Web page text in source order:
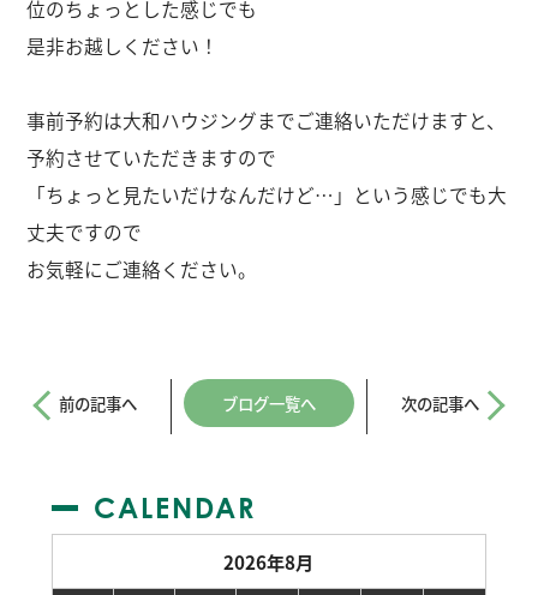
位のちょっとした感じでも
是非お越しください！
事前予約は大和ハウジングまでご連絡いただけますと、
予約させていただきますので
「ちょっと見たいだけなんだけど…」という感じでも大
丈夫ですので
お気軽にご連絡ください。
前の記事へ ブログ一覧へ 次の記事へ
CALENDAR
2026年8月